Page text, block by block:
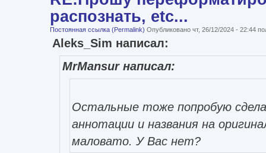
распознать, etc...
Постоянная ссылка (Permalink) Опубликовано чт, 26/12/2024 - 22:44
Aleks_Sim написал:
MrMansur написал:
Остальные тоже попробую
аннотации и названия на
маловато. У Вас нет?